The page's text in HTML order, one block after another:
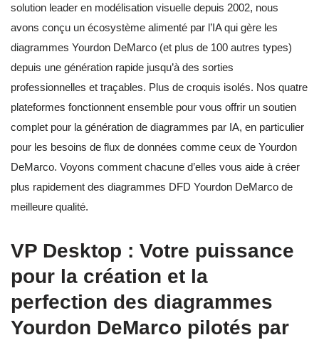
solution leader en modélisation visuelle depuis 2002, nous
avons conçu un écosystème alimenté par l’IA qui gère les
diagrammes Yourdon DeMarco (et plus de 100 autres types)
depuis une génération rapide jusqu’à des sorties
professionnelles et traçables. Plus de croquis isolés. Nos quatre
plateformes fonctionnent ensemble pour vous offrir un soutien
complet pour la génération de diagrammes par IA, en particulier
pour les besoins de flux de données comme ceux de Yourdon
DeMarco. Voyons comment chacune d’elles vous aide à créer
plus rapidement des diagrammes DFD Yourdon DeMarco de
meilleure qualité.
VP Desktop : Votre puissance
pour la création et la
perfection des diagrammes
Yourdon DeMarco pilotés par